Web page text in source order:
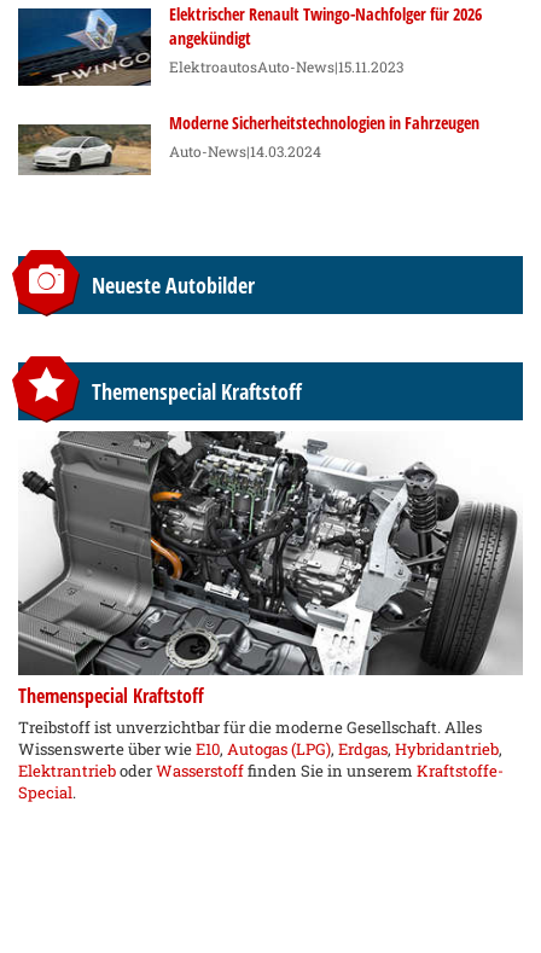
Elektrischer Renault Twingo-Nachfolger für 2026
angekündigt
ElektroautosAuto-News|15.11.2023
Moderne Sicherheitstechnologien in Fahrzeugen
Auto-News|14.03.2024
Neueste Autobilder
Themenspecial Kraftstoff
Themenspecial Kraftstoff
Treibstoff ist unverzichtbar für die moderne Gesellschaft. Alles
Wissenswerte über wieE10, Autogas (LPG), Erdgas, Hybridantrieb,
ElektrantrieboderWasserstofffinden Sie in unserem Kraftstoffe-
Special.